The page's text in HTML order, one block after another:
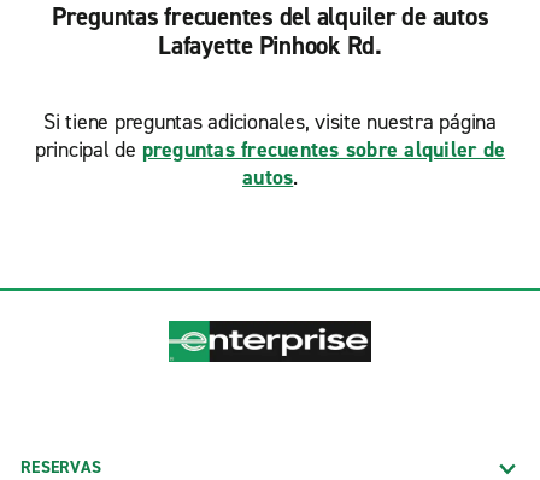
Preguntas frecuentes del alquiler de autos
Lafayette Pinhook Rd.
Si tiene preguntas adicionales, visite nuestra página
principal de preguntas frecuentes sobre alquiler de
autos.
RESERVAS